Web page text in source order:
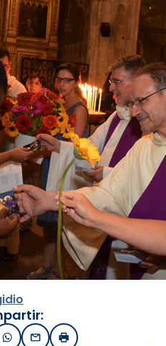
WhatsApp
EmailImprimir